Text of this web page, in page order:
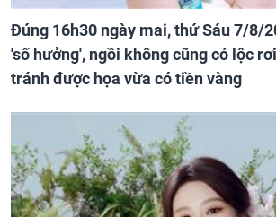
Đúng 16h30 ngày mai, thứ Sáu 7/8/
'số hưởng', ngồi không cũng có lộc
tránh được họa vừa có tiền vàng